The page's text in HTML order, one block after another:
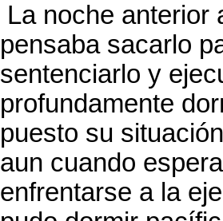
La noche anterior
pensaba sacarlo
sentenciarlo y
profundamente
puesto su
aun cuando
enfrentarse a la